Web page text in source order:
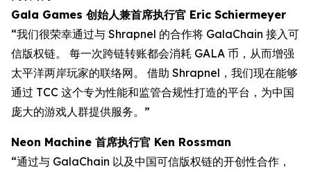
Gala Games 创始人兼首席执行官 Eric Schiermeyer
“我们很荣幸通过与 Shrapnel 的合作将 GalaChain 接入可
信版权链。 每一次跨链转账都会消耗 GALA 币，从而增强
太平洋两岸玩家的联络网。 借助 Shrapnel，我们现在能够
通过 TCC 这个专为性能和监管合规性打造的平台，为中国
庞大的游戏人群提供服务。”
Neon Machine 首席执行官 Ken Rossman
“通过与 GalaChain 以及中国可信版权链的开创性合作，